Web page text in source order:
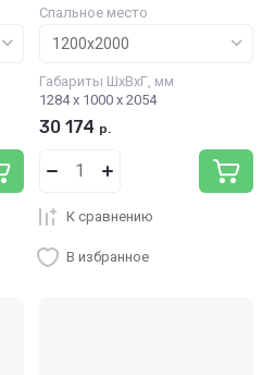
Спальное место
Габариты ШхВхГ, мм
1284 х 1000 х 2054
30 174 р.
К сравнению
В избранное